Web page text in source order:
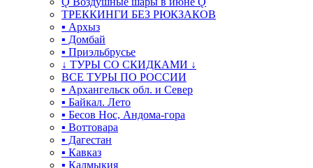
ТРЕККИНГИ БЕЗ РЮКЗАКОВ
▪ Архыз
▪ Домбай
▪ Приэльбрусье
↓ ТУРЫ СО СКИДКАМИ ↓
ВСЕ ТУРЫ ПО РОССИИ
▪ Архангельск обл. и Север
▪ Байкал. Лето
▪ Бесов Нос, Андома-гора
▪ Воттовара
▪ Дагестан
▪ Кавказ
▪ Калмыкия